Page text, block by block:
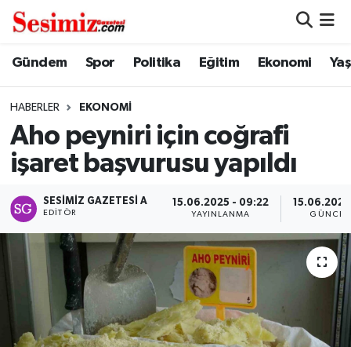
Gündem Spor Politika Eğitim Ekonomi
HABERLER EKONOMI
Aho peyniri için coğrafi
işaret başvurusu yapıldı
SESIMIZ GAZETESI A
EDITÖR
15.06.2025 - 09:22
YAYINLANMA
Dünya
Ekonomi
Gündem
Politika
Sağlık
Nöbetçi Eczaneler
Namaz Vakitleri
Trafik Durumu
Süper Lig Puan Durumu ve Fikstür
Tüm Manşetler
Son Dakika Haberleri
Haber Arşivi